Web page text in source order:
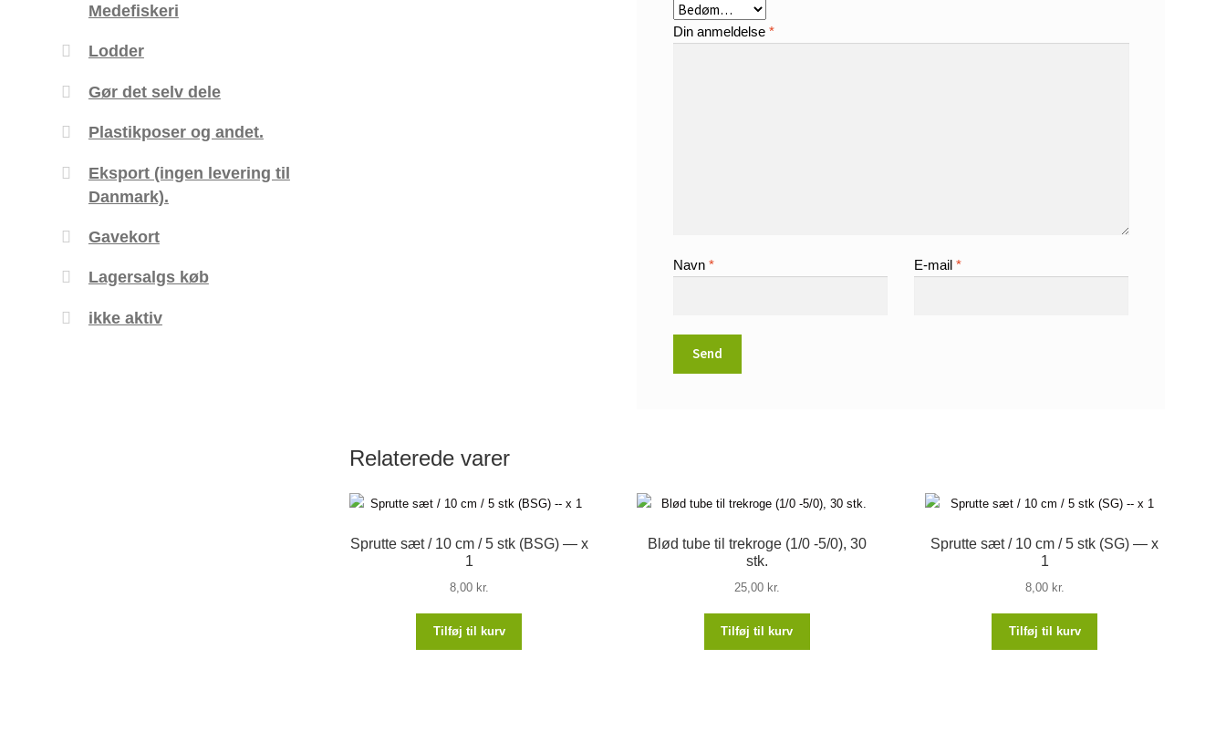
Din anmeldelse *
Navn * E-mail *
Relaterede varer
Sprutte sæt / 10 cm / 5 stk (BSG) — x
1
8,00 kr.
Tilføj til kurv
Blød tube til trekroge (1/0 -5/0), 30
stk.
25,00 kr.
Tilføj til kurv
Sprutte sæt / 10 cm / 5 stk (SG) — x
1
8,00 kr.
Tilføj til kurv
Medefiskeri
Lodder
Gør det selv dele
Plastikposer og andet.
Eksport (ingen levering til
Danmark).
Gavekort
Lagersalgs køb
ikke aktiv